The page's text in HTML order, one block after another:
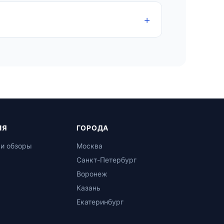
обзоры
ГОРОДА
Москва
Санкт-Петербург
Воронеж
Казань
Екатеринбург